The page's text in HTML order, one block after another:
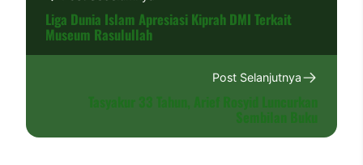
Liga Dunia Islam Apresiasi Kiprah DMI Terkait
Museum Rasulullah
Post Selanjutnya